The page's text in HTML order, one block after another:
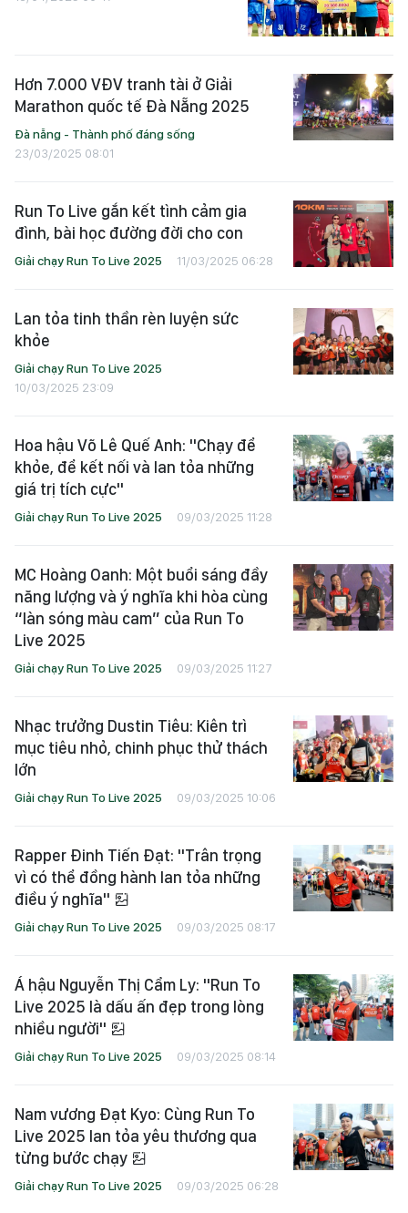
Hơn 7.000 VĐV tranh tài ở Giải
Marathon quốc tế Đà Nẵng 2025
Đà nẵng - Thành phố đáng sống
23/03/2025 08:01
Run To Live gắn kết tình cảm gia
đình, bài học đường đời cho con
Giải chạy Run To Live 2025 11/03/2025 06:28
Lan tỏa tinh thần rèn luyện sức
khỏe
Giải chạy Run To Live 2025
10/03/2025 23:09
Hoa hậu Võ Lê Quế Anh: "Chạy để
khỏe, để kết nối và lan tỏa những
giá trị tích cực"
Giải chạy Run To Live 2025 09/03/2025 11:28
MC Hoàng Oanh: Một buổi sáng đầy
năng lượng và ý nghĩa khi hòa cùng
“làn sóng màu cam” của Run To
Live 2025
Giải chạy Run To Live 2025 09/03/2025 11:27
Nhạc trưởng Dustin Tiêu: Kiên trì
mục tiêu nhỏ, chinh phục thử thách
lớn
Giải chạy Run To Live 2025 09/03/2025 10:06
Rapper Đinh Tiến Đạt: "Trân trọng
vì có thể đồng hành lan tỏa những
điều ý nghĩa"
Giải chạy Run To Live 2025 09/03/2025 08:17
Á hậu Nguyễn Thị Cẩm Ly: "Run To
Live 2025 là dấu ấn đẹp trong lòng
nhiều người"
Giải chạy Run To Live 2025 09/03/2025 08:14
Nam vương Đạt Kyo: Cùng Run To
Live 2025 lan tỏa yêu thương qua
từng bước chạy
Giải chạy Run To Live 2025 09/03/2025 06:28